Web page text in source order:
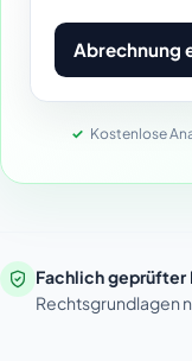
Abrechnung
Kostenlose
Fachlich geprüfter
Rechtsgrundlagen